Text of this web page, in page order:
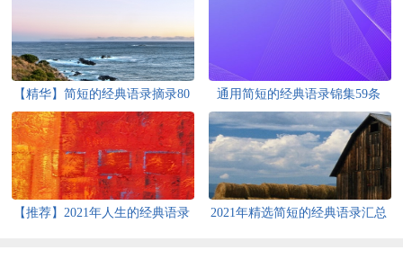
【精华】简短的经典语录摘录80
句
通用简短的经典语录锦集59条
【推荐】2021年人生的经典语录
2021年精选简短的经典语录汇总